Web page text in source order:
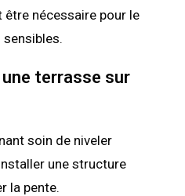
être nécessaire pour le
terrasse sur
soin de niveler
une structure
la pente.